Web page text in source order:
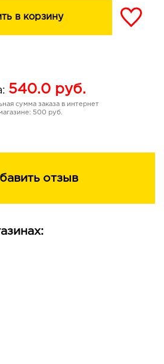
в корзину
540.0 руб.
сумма заказа в интернет
500 руб.
отзыв